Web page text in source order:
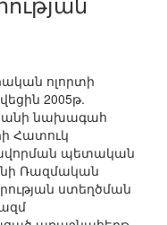
ոլորտի
2005թ.
նախագահ
Հատուկ
պետական
Ռազմական
ստեղծման